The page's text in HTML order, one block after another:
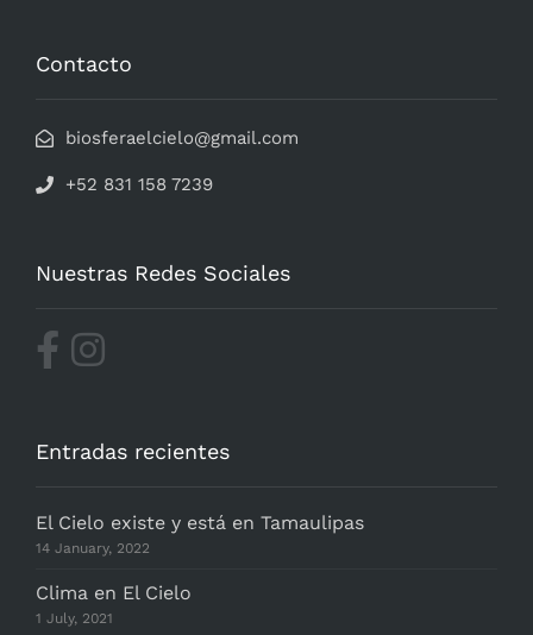
Contacto
biosferaelcielo@gmail.com
+52 831 158 7239
Nuestras Redes Sociales
Entradas recientes
El Cielo existe y está en Tamaulipas
14 January, 2022
Clima en El Cielo
1 July, 2021